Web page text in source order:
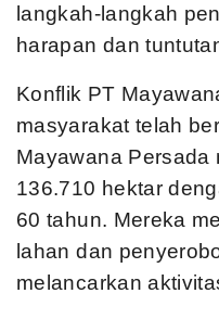
langkah-langkah
harapan dan
Konflik PT
masyarakat telah
Mayawana Persada
136.710 hektar
60 tahun. Mereka
lahan dan
melancarkan